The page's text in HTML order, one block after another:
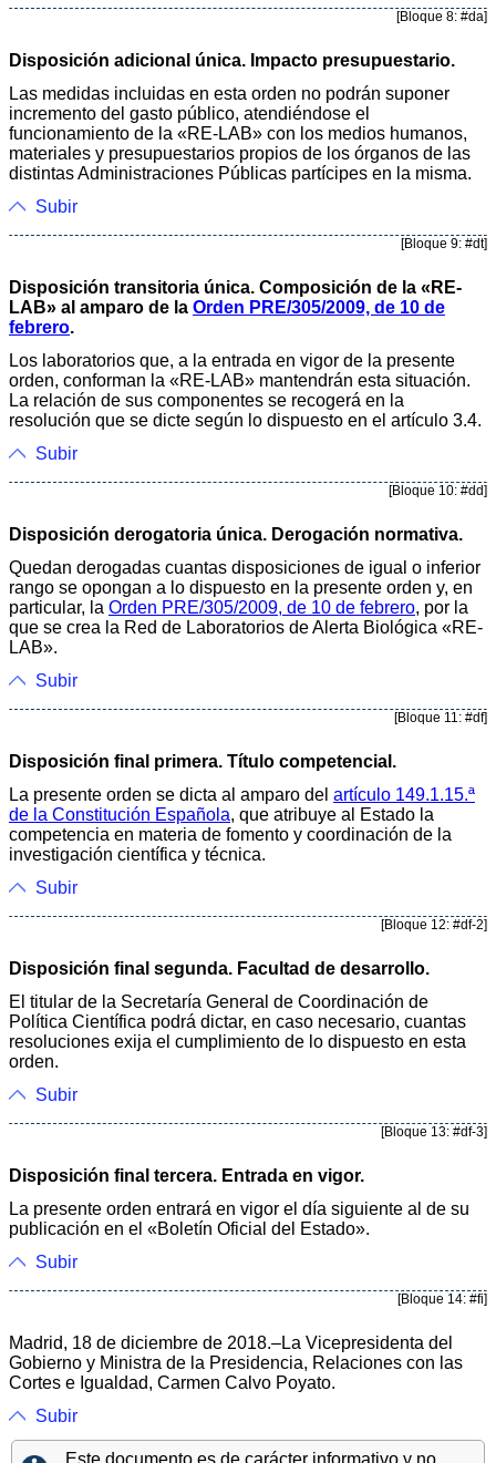
[Bloque 8: #da]
Disposición adicional única. Impacto presupuestario.
Las medidas incluidas en esta orden no podrán suponer
incremento del gasto público, atendiéndose el
funcionamiento de la «RE-LAB» con los medios humanos,
materiales y presupuestarios propios de los órganos de las
distintas Administraciones Públicas partícipes en la misma.
Subir
[Bloque 9: #dt]
Disposición transitoria única. Composición de la «RE-
LAB» al amparo de la Orden PRE/305/2009, de 10 de
febrero.
Los laboratorios que, a la entrada en vigor de la presente
orden, conforman la «RE-LAB» mantendrán esta situación.
La relación de sus componentes se recogerá en la
resolución que se dicte según lo dispuesto en el artículo 3.4.
Subir
[Bloque 10: #dd]
Disposición derogatoria única. Derogación normativa.
Quedan derogadas cuantas disposiciones de igual o inferior
rango se opongan a lo dispuesto en la presente orden y, en
particular, la Orden PRE/305/2009, de 10 de febrero, por la
que se crea la Red de Laboratorios de Alerta Biológica «RE-
LAB».
Subir
[Bloque 11: #df]
Disposición final primera. Título competencial.
La presente orden se dicta al amparo del artículo 149.1.15.ª
de la Constitución Española, que atribuye al Estado la
competencia en materia de fomento y coordinación de la
investigación científica y técnica.
Subir
[Bloque 12: #df-2]
Disposición final segunda. Facultad de desarrollo.
El titular de la Secretaría General de Coordinación de
Política Científica podrá dictar, en caso necesario, cuantas
resoluciones exija el cumplimiento de lo dispuesto en esta
orden.
Subir
[Bloque 13: #df-3]
Disposición final tercera. Entrada en vigor.
La presente orden entrará en vigor el día siguiente al de su
publicación en el «Boletín Oficial del Estado».
Subir
[Bloque 14: #fi]
Madrid, 18 de diciembre de 2018.–La Vicepresidenta del
Gobierno y Ministra de la Presidencia, Relaciones con las
Cortes e Igualdad, Carmen Calvo Poyato.
Subir
Este documento es de carácter informativo y no